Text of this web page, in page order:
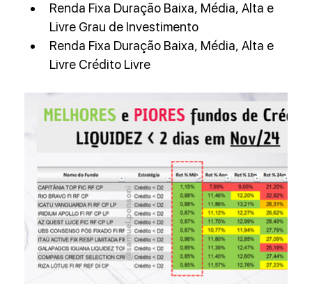
Renda Fixa Duração Baixa, Média, Alta e
Livre Grau de Investimento
Renda Fixa Duração Baixa, Média, Alta e
Livre Crédito Livre